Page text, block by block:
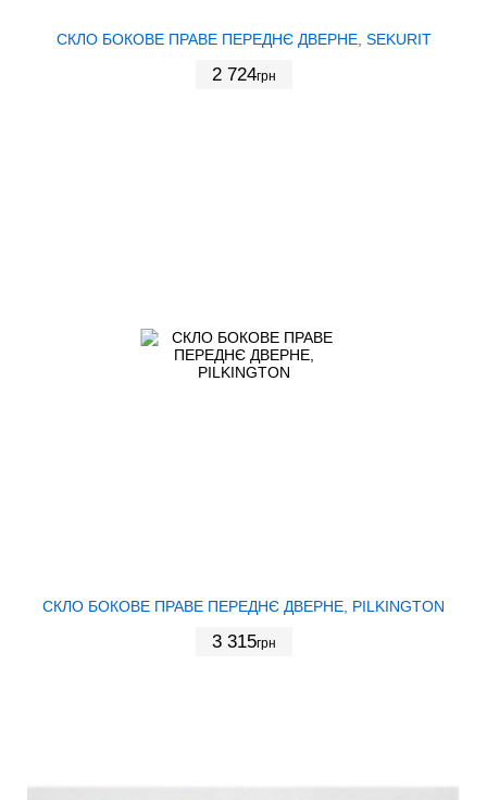
СКЛО БОКОВЕ ПРАВЕ ПЕРЕДНЄ ДВЕРНЕ, SEKURIT
2 724грн
СКЛО БОКОВЕ ПРАВЕ ПЕРЕДНЄ ДВЕРНЕ, PILKINGTON
3 315грн